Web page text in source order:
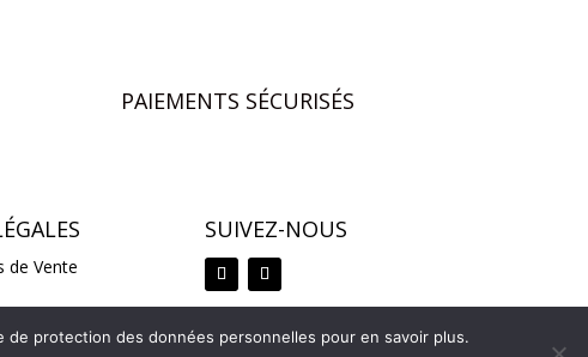
PAIEMENTS SÉCURISÉS
de Vente
SUIVEZ-NOUS
protection des données personnelles pour en savoir plus.